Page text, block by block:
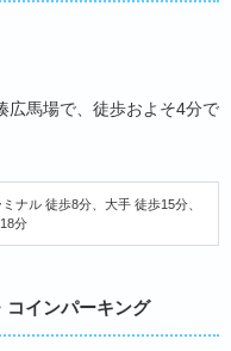
広馬場で、徒歩およそ4分で
ナル 徒歩8分、大手 徒歩15分、
分
コインパーキング
店 駐車場